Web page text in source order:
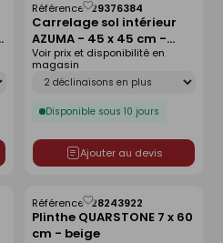
Carrelage sol intérieur
AZUMA - 45 x 45 cm -
nero
Référence :29376384
Déclinaison
Disponible sous 10 jours
Voir prix et disponibilité en
magasin
Ajouter au devis
Enregistrer
comme
liste
Plinthe QUARSTONE 7 x 60
cm - beige
Référence :28243922
Enregistrer
comme
liste